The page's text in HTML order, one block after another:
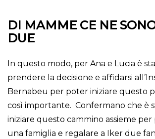
DI MAMME CE NE
DUE
In questo modo, per Ana e Lucia è
prendere la decisione e affidarsi
Bernabeu per poter iniziare questo
così importante. Confermano che è
iniziare questo cammino assieme
una famiglia e regalare a Iker due